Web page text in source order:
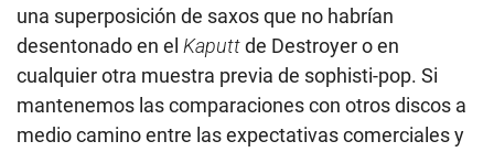
una superposición de saxos que no habrían
desentonado en el Kaputtde Destroyer o en
cualquier otra muestra previa de sophisti-pop. Si
mantenemos las comparaciones con otros discos a
medio camino entre las expectativas comerciales y